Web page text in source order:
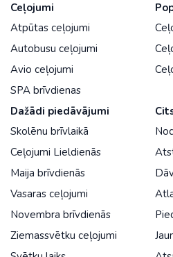
Ceļojumi
Atpūtas ceļojumi
Autobusu ceļojumi
Avio ceļojumi
SPA brīvdienas
Dažādi piedāvājumi
Skolēnu brīvlaikā
Ceļojumi Lieldienās
Maija brīvdienās
Vasaras ceļojumi
Novembra brīvdienās
Ziemassvētku ceļojumi